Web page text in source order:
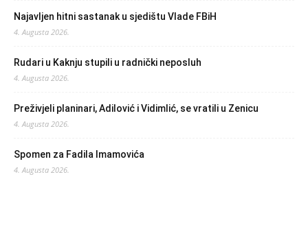
Najavljen hitni sastanak u sjedištu Vlade FBiH
4. Augusta 2026.
Rudari u Kaknju stupili u radnički neposluh
4. Augusta 2026.
Preživjeli planinari, Adilović i Vidimlić, se vratili u Zenicu
4. Augusta 2026.
Spomen za Fadila Imamovića
4. Augusta 2026.